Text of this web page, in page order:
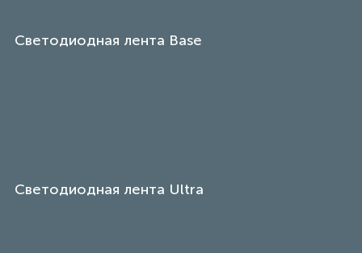
Светодиодная лента Base
Светодиодная лента Ultra